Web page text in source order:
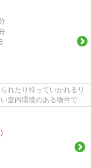
れたり持っていかれるリ
室内環境のある物件で